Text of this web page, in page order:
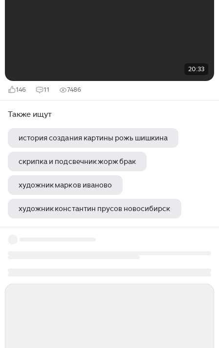
20:33
146 11 7486
Также ищут
история создания картины рожь шишкина
скрипка и подсвечник жорж брак
художник марков иваново
художник константин прусов новосибирск